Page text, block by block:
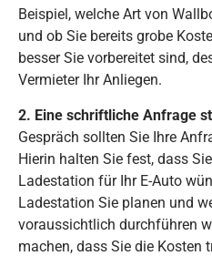
Beispiel, welche Art von
und ob Sie bereits grobe
besser Sie vorbereitet sind,
Vermieter Ihr Anliegen.
2. Eine schriftliche Anfrage
Gespräch sollten Sie Ihre
Hierin halten Sie fest, dass
Ladestation für Ihr E-Auto
Ladestation Sie planen und
voraussichtlich durchführen
machen, dass Sie die Kosten